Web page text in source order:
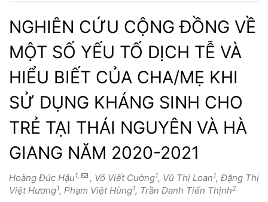
NGHIÊN CỨU CỘNG ĐỒNG VỀ
MỘT SỐ YẾU TỐ DỊCH TỄ VÀ
HIỂU BIẾT CỦA CHA/MẸ KHI
SỬ DỤNG KHÁNG SINH CHO
TRẺ TẠI THÁI NGUYÊN VÀ HÀ
GIANG NĂM 2020-2021
Hoàng Đức Hậu1, , Võ Viết Cường1, Vũ Thị Loan1, Đặng Thị
Việt Hương1, Phạm Việt Hùng1, Trần Danh Tiến Thịnh2